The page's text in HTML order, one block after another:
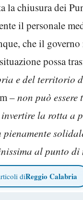
la chiusura dei
il personale
che il
possa
e del territorio
–non può
la rotta a
al punto
diReggio Calabria